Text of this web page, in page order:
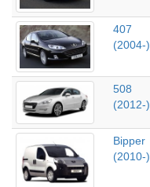
407
(2004-)
508
(2012-)
Bipper
(2010-)